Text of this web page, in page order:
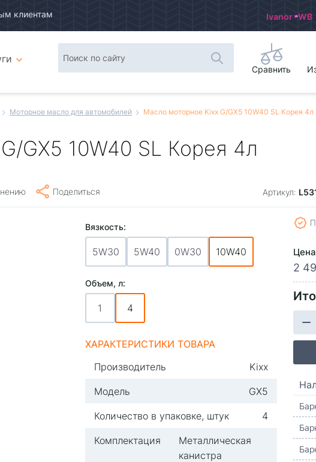
клиентам Ivanor WB
Сравнить
Моторное масло для автомобилей Масло моторное Kixx G/GX5 10W40 SL Корея 4л
GX5 10W40 SL Корея 4л
Поделиться Артикул:
Вязкость:
5W30 5W40 0W30 10W40
Объем, л:
1 4
ХАРАКТЕРИСТИКИ ТОВАРА
Производитель
Kixx
Модель
GX5
Количество в упаковке, штук
4
Комплектация
Металлическая
канистра
2